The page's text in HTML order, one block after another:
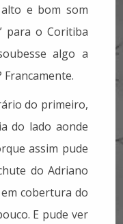
e bom som
para o Coritiba
algo a
do primeiro,
do lado aonde
assim pude
do Adriano
cobertura do
E pude ver